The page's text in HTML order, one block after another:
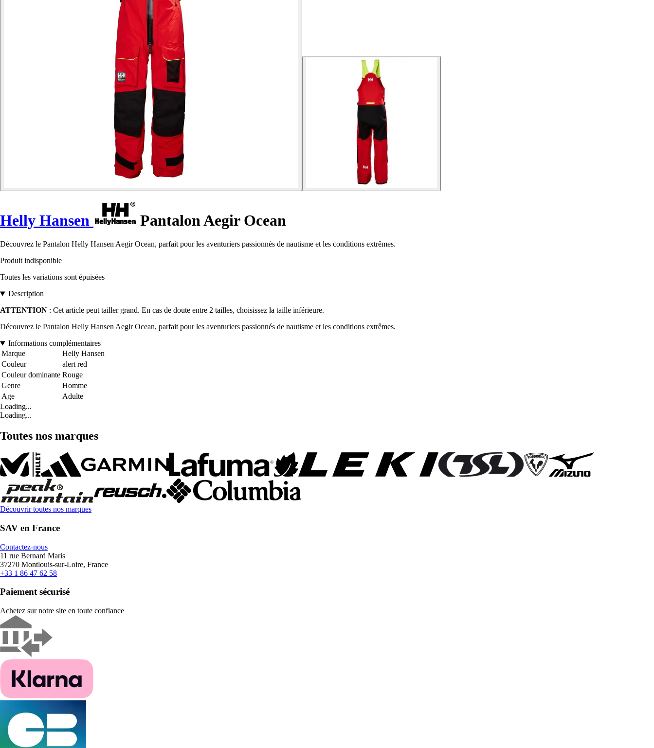
Helly Hansen Pantalon Aegir Ocean
Découvrez le Pantalon Helly Hansen Aegir Ocean, parfait pour les aventuriers passionnés de nautisme et les conditions extrêmes.
Produit indisponible
Toutes les variations sont épuisées
Description
ATTENTION : Cet article peut tailler grand. En cas de doute entre 2 tailles, choisissez la taille inférieure.
Découvrez le Pantalon Helly Hansen Aegir Ocean, parfait pour les aventuriers passionnés de nautisme et les conditions extrêmes.
Informations complémentaires
Marque
Helly Hansen
Couleur
alert red
Couleur dominante Rouge
Genre
Homme
Age
Adulte
Loading...
Loading...
Toutes nos marques
Découvrir toutes nos marques
SAV en France
Contactez-nous
11 rue Bernard Maris
37270 Montlouis-sur-Loire, France
+33 1 86 47 62 58
Paiement sécurisé
Achetez sur notre site en toute confiance